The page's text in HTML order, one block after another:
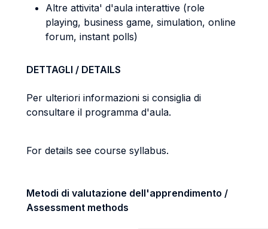
Altre attivita' d'aula interattive (role
playing, business game, simulation, online
forum, instant polls)
DETTAGLI / DETAILS
Per ulteriori informazioni si consiglia di
consultare il programma d'aula.
For details see course syllabus.
Metodi di valutazione dell'apprendimento /
Assessment methods